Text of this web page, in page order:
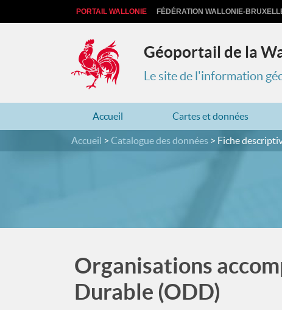
PORTAIL WALLONIE FÉDÉRATION WALLONIE-
Géoportail de la
Le site de l'information
Accueil Cartes et données
Accueil Catalogue des données Fiche
Organisations
Durable (ODD)